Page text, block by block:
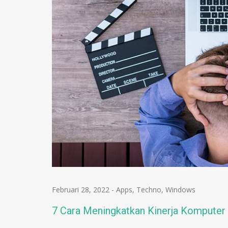
Februari 28, 2022 - Apps, Techno, Windows
7 Cara Meningkatkan Kinerja Komputer